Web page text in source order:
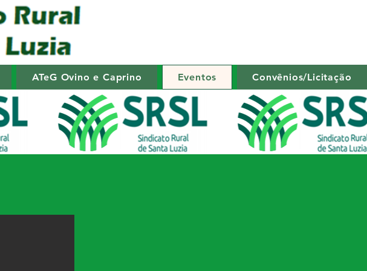
ATeG Ovino e Caprino Eventos Convênios/Licitação